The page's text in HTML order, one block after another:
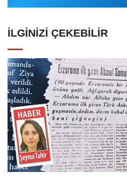
İLGINIZI ÇEKEBILIR